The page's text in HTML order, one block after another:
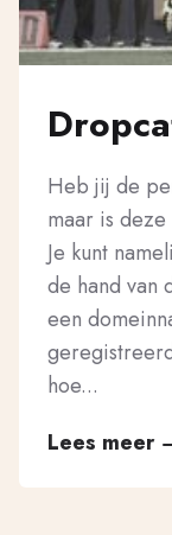
Heb jij de
maar is
Je kunt
de hand van
een
hoe...
Lees meer